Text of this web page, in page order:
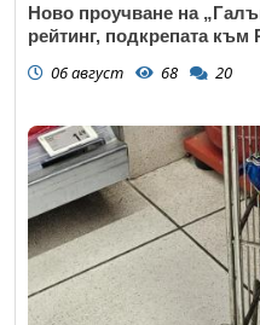
Ново проучване на
рейтинг, подкрепата към
06 август 68 20